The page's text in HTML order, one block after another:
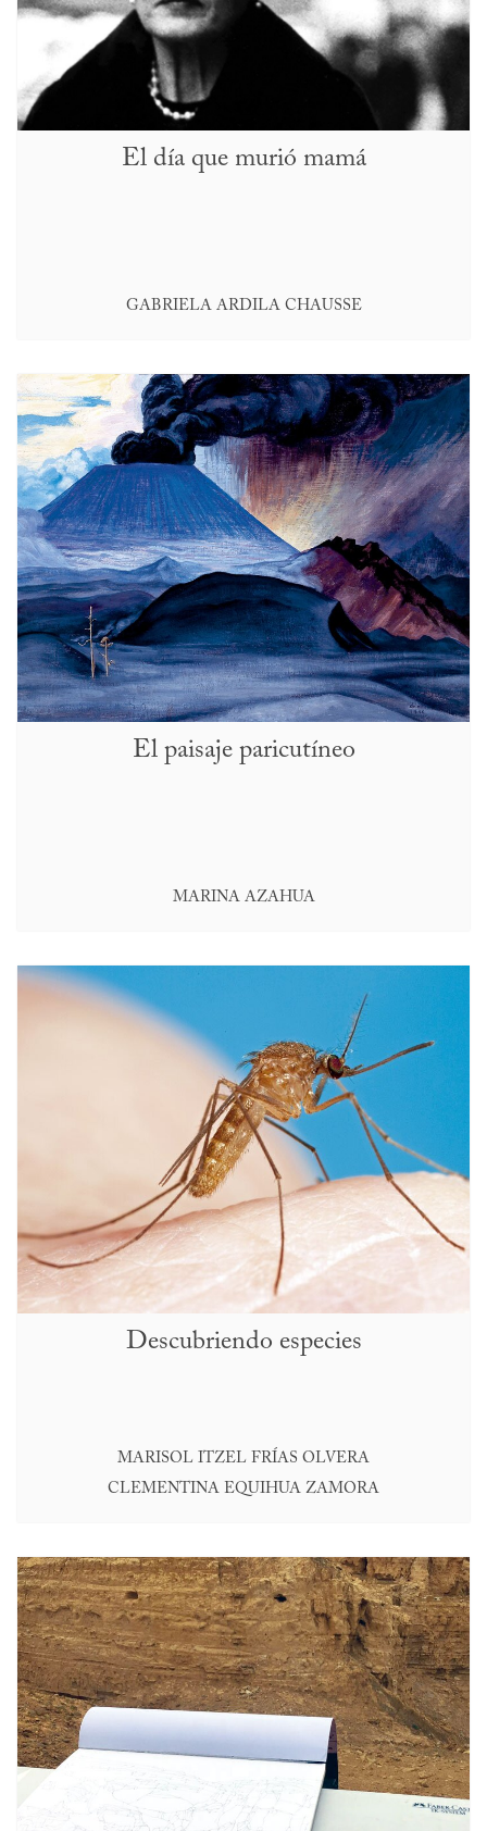
El día que murió mamá
GABRIELA ARDILA CHAUSSE
El paisaje paricutíneo
MARINA AZAHUA
Descubriendo especies
MARISOL ITZEL FRÍAS OLVERA
CLEMENTINA EQUIHUA ZAMORA